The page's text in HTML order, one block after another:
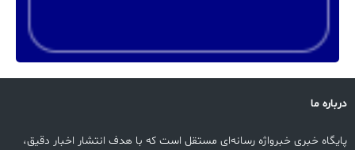
درباره ما
پایگاه خبری خبرواژه رسانه‌ای مستقل است که با هدف انتشار اخبار دقیق،